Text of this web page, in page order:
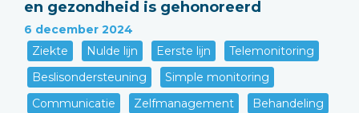
en gezondheid is gehonoreerd
6 december 2024
Ziekte
Nulde lijn Eerste lijn
Telemonitoring
Beslisondersteuning
Simple monitoring
Communicatie
Zelfmanagement
Behandeling